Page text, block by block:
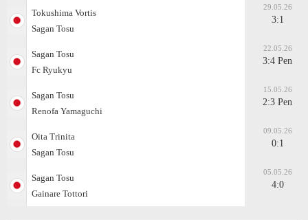
Tokushima Vortis
Sagan Tosu
29.05.26
3:1
Sagan Tosu
Fc Ryukyu
22.05.26
3:4 Pen
Sagan Tosu
Renofa Yamaguchi
15.05.26
2:3 Pen
Oita Trinita
Sagan Tosu
09.05.26
0:1
Sagan Tosu
Gainare Tottori
05.05.26
4:0